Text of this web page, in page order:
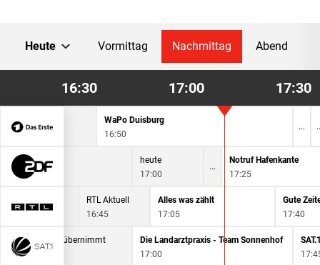
Heute Vormittag Nachmittag Abend
16:30 17:00 17:30
WaPo Duisburg
16:50
heute
17:00
Notruf Hafenkante
17:25
RTL Aktuell
16:45
Alles was zählt
17:05
17:40
Lenßen übernimmt
Die Landarztpraxis - Team Sonnenhof
17:00